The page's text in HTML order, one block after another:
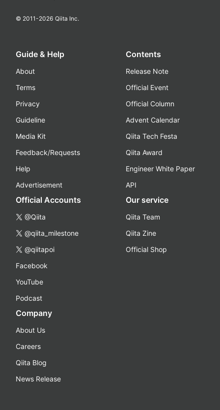
© 2011-2026 Qiita Inc.
Guide & Help
About
Terms
Privacy
Guideline
Media Kit
Feedback/Requests
Help
Advertisement
Contents
Release Note
Official Event
Official Column
Advent Calendar
Qiita Tech Festa
Qiita Award
Engineer White Paper
API
Official Accounts
@Qiita
@qiita_milestone
@qiitapoi
Facebook
YouTube
Podcast
Our service
Qiita Team
Qiita Zine
Official Shop
Company
About Us
Careers
Qiita Blog
News Release